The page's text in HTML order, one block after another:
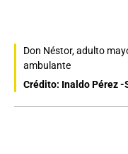
Don Néstor, adulto
ambulante
Crédito: Inaldo Pérez -